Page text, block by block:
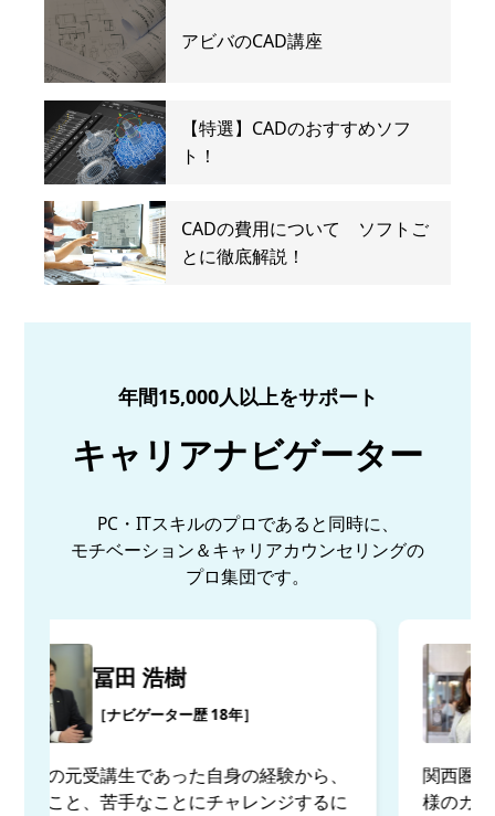
アビバのCAD講座
【特選】CADのおすすめソフ
ト！
CADの費用について ソフトご
とに徹底解説！
年間15,000人以上をサポート
キャリアナビゲーター
PC・ITスキルのプロであると同時に、
モチベーション＆キャリアカウンセリングの
プロ集団です。
［ナビゲーター歴 18年］
関西圏を中心にこれまでに約15,000名のお客
様のカウンセリングを実施。